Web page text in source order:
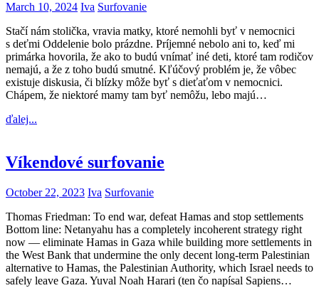
March 10, 2024 Iva Surfovanie
Stačí nám stolička, vravia matky, ktoré nemohli byť v nemocnici
s deťmi Oddelenie bolo prázdne. Príjemné nebolo ani to, keď mi
primárka hovorila, že ako to budú vnímať iné deti, ktoré tam rodičov
nemajú, a že z toho budú smutné. Kľúčový problém je, že vôbec
existuje diskusia, či blízky môže byť s dieťaťom v nemocnici.
Chápem, že niektoré mamy tam byť nemôžu, lebo majú…
ďalej...
Víkendové surfovanie
October 22, 2023 Iva Surfovanie
Thomas Friedman: To end war, defeat Hamas and stop settlements
Bottom line: Netanyahu has a completely incoherent strategy right
now — eliminate Hamas in Gaza while building more settlements in
the West Bank that undermine the only decent long-term Palestinian
alternative to Hamas, the Palestinian Authority, which Israel needs to
safely leave Gaza. Yuval Noah Harari (ten čo napísal Sapiens…